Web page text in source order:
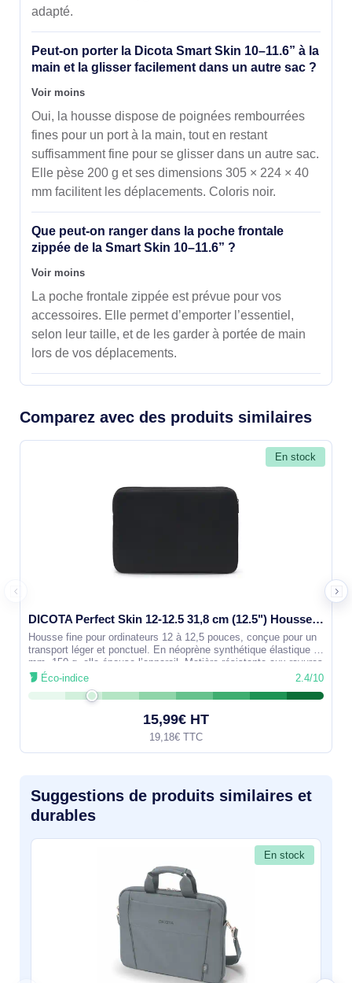
adapté.
Peut-on porter la Dicota Smart Skin 10–11.6” à la
main et la glisser facilement dans un autre sac ?
Voir moins
Oui, la housse dispose de poignées rembourrées
fines pour un port à la main, tout en restant
suffisamment fine pour se glisser dans un autre sac.
Elle pèse 200 g et ses dimensions 305 × 224 × 40
mm facilitent les déplacements. Coloris noir.
Que peut-on ranger dans la poche frontale
zippée de la Smart Skin 10–11.6” ?
Voir moins
La poche frontale zippée est prévue pour vos
accessoires. Elle permet d’emporter l’essentiel,
selon leur taille, et de les garder à portée de main
lors de vos déplacements.
Comparez avec des produits similaires
En stock
DICOTA Perfect Skin 12-12.5 31,8 cm (12.5") Housse Noir - D31185
Housse fine pour ordinateurs 12 à 12,5 pouces, conçue pour un
transport léger et ponctuel. En néoprène synthétique élastique 3
mm, 150 g, elle épouse l’appareil. Matière résistante aux rayures
et Éco-indice 2.4/10
15,99€ HT
19,18€ TTC
Suggestions de produits similaires et
durables
En stock